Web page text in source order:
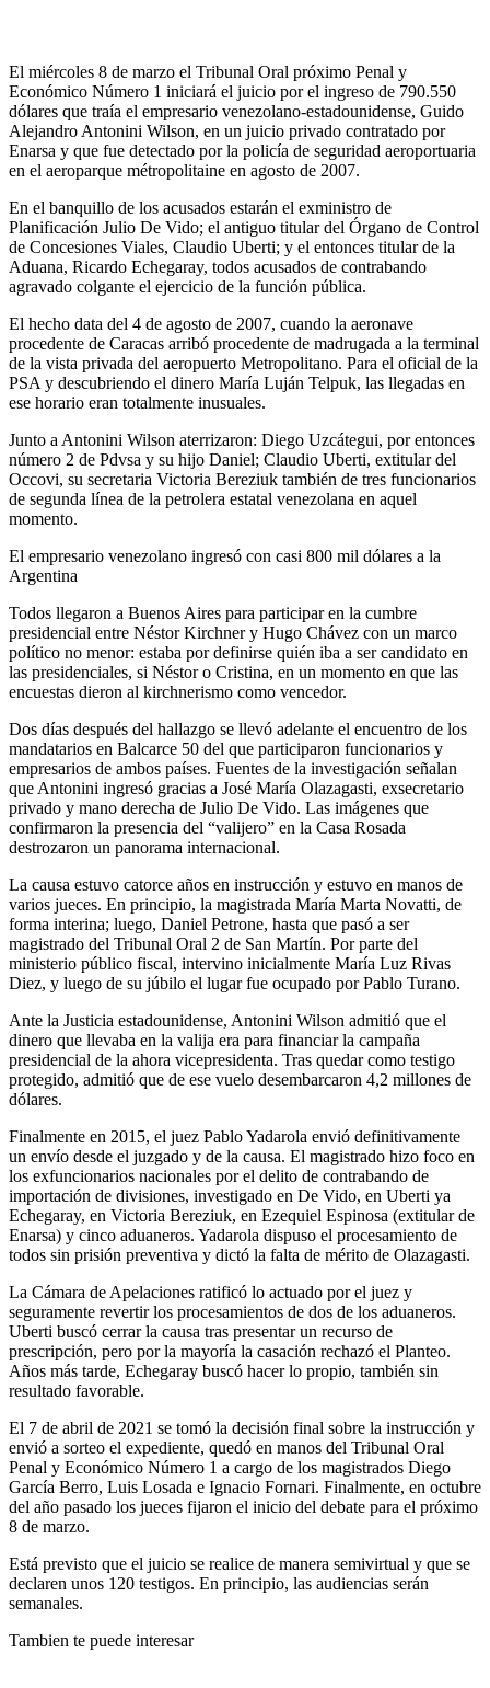
El miércoles 8 de marzo el Tribunal Oral próximo Penal y
Económico Número 1 iniciará el juicio por el ingreso de 790.550
dólares que traía el empresario venezolano-estadounidense, Guido
Alejandro Antonini Wilson, en un juicio privado contratado por
Enarsa y que fue detectado por la policía de seguridad aeroportuaria
en el aeroparque métropolitaine en agosto de 2007.
En el banquillo de los acusados ​​estarán el exministro de
Planificación Julio De Vido; el antiguo titular del Órgano de Control
de Concesiones Viales, Claudio Uberti; y el entonces titular de la
Aduana, Ricardo Echegaray, todos acusados ​​de contrabando
agravado colgante el ejercicio de la función pública.
El hecho data del 4 de agosto de 2007, cuando la aeronave
procedente de Caracas arribó procedente de madrugada a la terminal
de la vista privada del aeropuerto Metropolitano. Para el oficial de la
PSA y descubriendo el dinero María Luján Telpuk, las llegadas en
ese horario eran totalmente inusuales.
Junto a Antonini Wilson aterrizaron: Diego Uzcátegui, por entonces
número 2 de Pdvsa y su hijo Daniel; Claudio Uberti, extitular del
Occovi, su secretaria Victoria Bereziuk también de tres funcionarios
de segunda línea de la petrolera estatal venezolana en aquel
momento.
El empresario venezolano ingresó con casi 800 mil dólares a la
Argentina
Todos llegaron a Buenos Aires para participar en la cumbre
presidencial entre Néstor Kirchner y Hugo Chávez con un marco
político no menor: estaba por definirse quién iba a ser candidato en
las presidenciales, si Néstor o Cristina, en un momento en que las
encuestas dieron al kirchnerismo como vencedor.
Dos días después del hallazgo se llevó adelante el encuentro de los
mandatarios en Balcarce 50 del que participaron funcionarios y
empresarios de ambos países. Fuentes de la investigación señalan
que Antonini ingresó gracias a José María Olazagasti, exsecretario
privado y mano derecha de Julio De Vido. Las imágenes que
confirmaron la presencia del “valijero” en la Casa Rosada
destrozaron un panorama internacional.
La causa estuvo catorce años en instrucción y estuvo en manos de
varios jueces. En principio, la magistrada María Marta Novatti, de
forma interina; luego, Daniel Petrone, hasta que pasó a ser
magistrado del Tribunal Oral 2 de San Martín. Por parte del
ministerio público fiscal, intervino inicialmente María Luz Rivas
Diez, y luego de su júbilo el lugar fue ocupado por Pablo Turano.
Ante la Justicia estadounidense, Antonini Wilson admitió que el
dinero que llevaba en la valija era para financiar la campaña
presidencial de la ahora vicepresidenta. Tras quedar como testigo
protegido, admitió que de ese vuelo desembarcaron 4,2 millones de
dólares.
Finalmente en 2015, el juez Pablo Yadarola envió definitivamente
un envío desde el juzgado y de la causa. El magistrado hizo foco en
los exfuncionarios nacionales por el delito de contrabando de
importación de divisiones, investigado en De Vido, en Uberti ya
Echegaray, en Victoria Bereziuk, en Ezequiel Espinosa (extitular de
Enarsa) y cinco aduaneros. Yadarola dispuso el procesamiento de
todos sin prisión preventiva y dictó la falta de mérito de Olazagasti.
La Cámara de Apelaciones ratificó lo actuado por el juez y
seguramente revertir los procesamientos de dos de los aduaneros.
Uberti buscó cerrar la causa tras presentar un recurso de
prescripción, pero por la mayoría la casación rechazó el Planteo.
Años más tarde, Echegaray buscó hacer lo propio, también sin
resultado favorable.
El 7 de abril de 2021 se tomó la decisión final sobre la instrucción y
envió a sorteo el expediente, quedó en manos del Tribunal Oral
Penal y Económico Número 1 a cargo de los magistrados Diego
García Berro, Luis Losada e Ignacio Fornari. Finalmente, en octubre
del año pasado los jueces fijaron el inicio del debate para el próximo
8 de marzo.
Está previsto que el juicio se realice de manera semivirtual y que se
declaren unos 120 testigos. En principio, las audiencias serán
semanales.
Tambien te puede interesar